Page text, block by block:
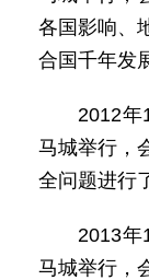
各国影响、
合国千年发
2012年
马城举行，
全问题进行
2013年
马城举行，